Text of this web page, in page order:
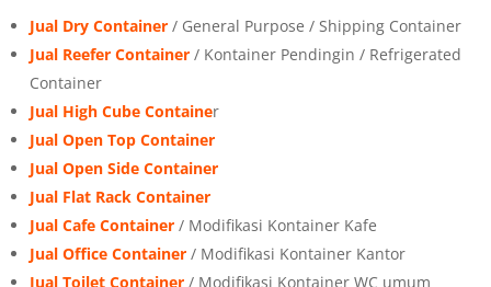
Jual Dry Container / General Purpose / Shipping Container
Jual Reefer Container / Kontainer Pendingin / Refrigerated
Container
Jual High Cube Container
Jual Open Top Container
Jual Open Side Container
Jual Flat Rack Container
Jual Cafe Container / Modifikasi Kontainer Kafe
Jual Office Container / Modifikasi Kontainer Kantor
Jual Toilet Container / Modifikasi Kontainer WC umum